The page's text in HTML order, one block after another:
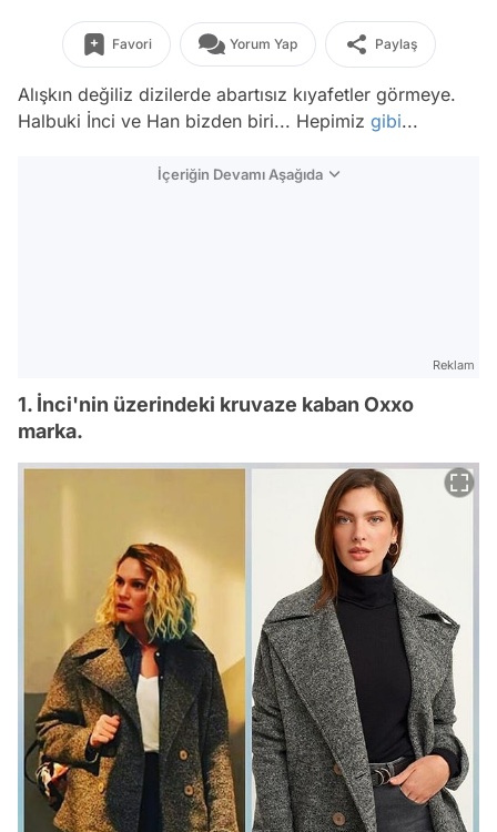
Favori Yorum Yap Paylaş
Alışkın değiliz dizilerde abartısız kıyafetler görmeye.
Halbuki İnci ve Han bizden biri... Hepimiz gibi...
İçeriğin Devamı Aşağıda
Reklam
1. İnci'nin üzerindeki kruvaze kaban Oxxo
marka.